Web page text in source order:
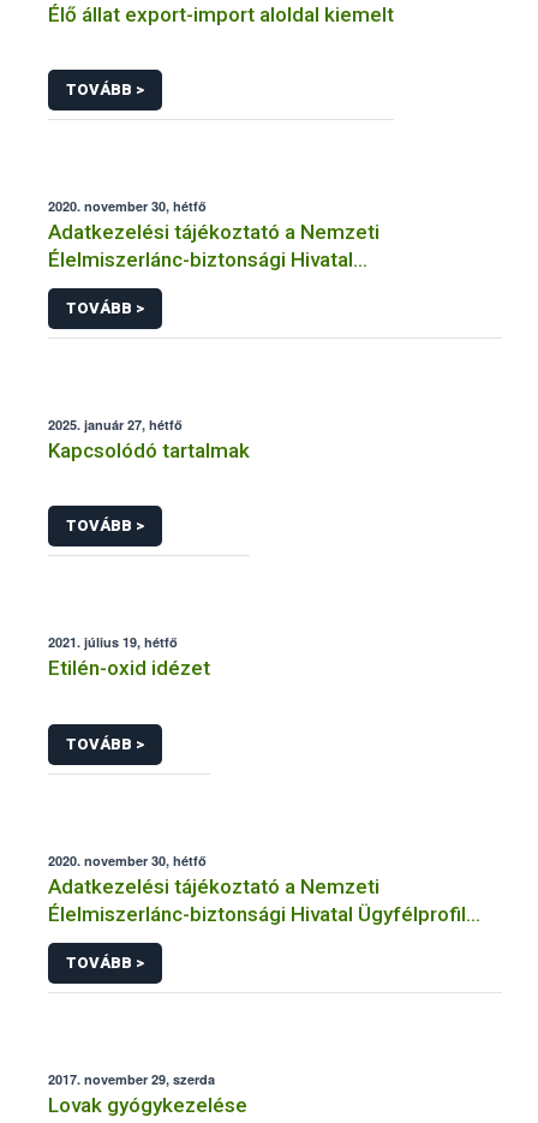
Élő állat export-import aloldal kiemelt
TOVÁBB >
2020. november 30, hétfő
Adatkezelési tájékoztató a Nemzeti
Élelmiszerlánc-biztonsági Hivatal
Mezőgazdasági Genetikai Erőforrások
Igazgatósága közhatalmi eljárásaihoz
kapcsolódó adatkezeléséhez
TOVÁBB >
2025. január 27, hétfő
Kapcsolódó tartalmak
TOVÁBB >
2021. július 19, hétfő
Etilén-oxid idézet
TOVÁBB >
2020. november 30, hétfő
Adatkezelési tájékoztató a Nemzeti
Élelmiszerlánc-biztonsági Hivatal Ügyfélprofil
Rendszerben állattartás témakörben intézhető
közhatalmi eljárásaihoz kapcsolódó
adatkezeléséhez
TOVÁBB >
2017. november 29, szerda
Lovak gyógykezelése